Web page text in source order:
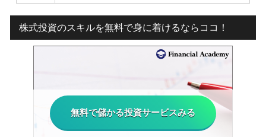
株式投資のスキルを無料で身に着けるならココ！
無料で儲かる投資サービスみる